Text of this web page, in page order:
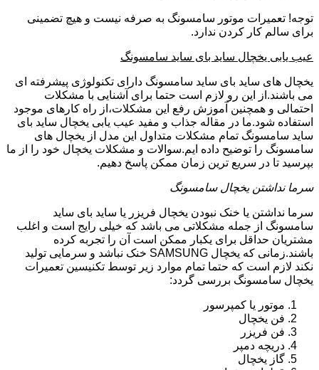
توجه! تعمیرات موتور سامسونگ به صرفه نیست و هیچ تضمینی
برای سالم کار کردن ندارد.
عیب یابی یخچال ساید بای ساید سامسونگ
یخچال های ساید بای ساید سامسونگ دارای تکنولوژی پیشرفته ای
می باشند.از این رو لازم است حتما برای آشنایی با مشکلات
احتمالی و همچنین آموزش رفع این مشکلات،از راه کارهای موجود
استفاده شود.ما در مقاله جذاب و مفید عیب یابی یخچال ساید بای
ساید سامسونگ تمام مشکلات متداول این مدل از یخچال های
سامسونگ را توضیح داده ایم.سوالات و مشکلات یخچال خود را از ما
بپرسید تا در سریع ترین زمان ممکن پاسخ دهیم.
سرما نداشتن یخچال سامسونگ
سرما نداشتن یا خنک نبودن یخچال فریزر یا ساید بای ساید
سامسونگ از جمله مشکلاتی می باشد که خیلی رایج است و اغلب
مشتریان حداقل برای یکبار ممکن است آن را تجربه کرده
باشند.زمانی که یخچال SAMSUNG خنک نباشد و سرمایی تولید
نکند لازم است که حتما تمام موارد زیر توسط تکنیسین تعمیرات
یخچال سامسونگ بررسی گردد:
موتور یا کمپرسور
فن یخچال
فن فریزر
دریچه دمپر
گاز یخچال